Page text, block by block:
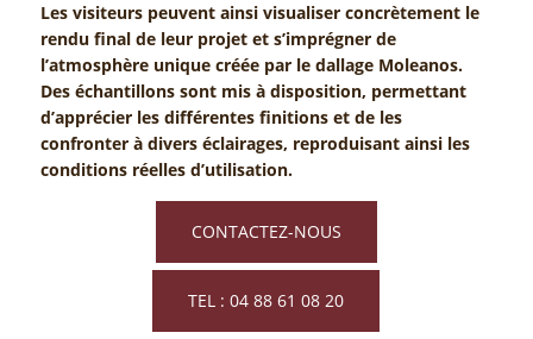
Les visiteurs peuvent ainsi visualiser concrètement le
rendu final de leur projet et s’imprégner de
l’atmosphère unique créée par le dallage Moleanos.
Des échantillons sont mis à disposition, permettant
d’apprécier les différentes finitions et de les
confronter à divers éclairages, reproduisant ainsi les
conditions réelles d’utilisation.
CONTACTEZ-NOUS
TEL : 04 88 61 08 20